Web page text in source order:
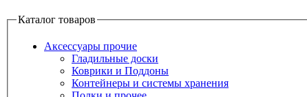
Каталог товаров
Аксессуары прочие
Гладильные доски
Коврики и Поддоны
Контейнеры и системы хранения